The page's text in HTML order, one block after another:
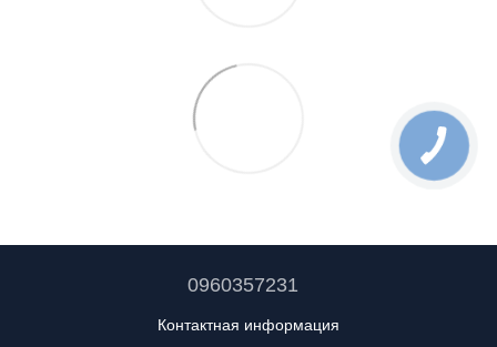
0960357231
Контактная информация